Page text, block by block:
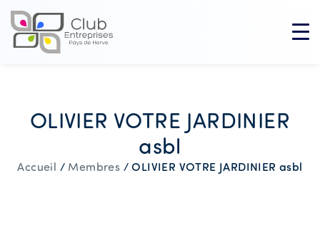
OLIVIER VOTRE JARDINIER
asbl
Accueil / Membres /OLIVIER VOTRE JARDINIER asbl